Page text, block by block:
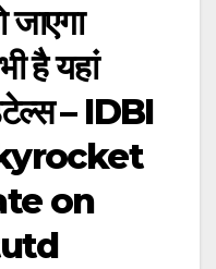
है यहां
– IDBI
on